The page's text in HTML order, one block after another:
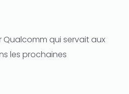
qui servait aux
les prochaines